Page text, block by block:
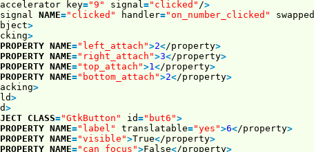
accelerator key="9" signal ="clicked" />
signal NAME="clicked" handler="on_number_clicked" swapped
>
>
PROPERTY NAME="left_attach">2</property>
PROPERTY NAME="right_attach">3</property>
PROPERTY NAME="top_attach">1 </property>
PROPERTY NAME="bottom_attach">2</property>
>
>
>
CLASS="GtkButton" id="but6">
PROPERTY NAME="label" translatable="yes">6</property>
PROPERTY NAME="visible">True</property>
PROPERTY NAME="can_focus">False</property>